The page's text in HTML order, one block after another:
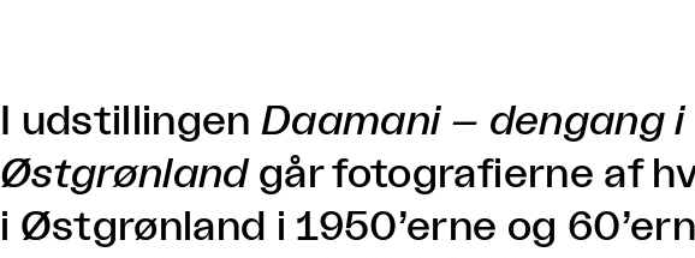
I udstillingen Daamani – dengang i
Østgrønlandgår fotografierne af
i Østgrønland i 1950’erne og